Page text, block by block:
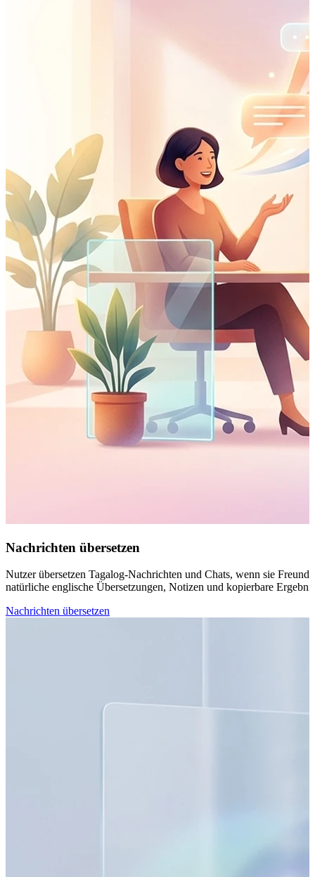
Nachrichten übersetzen
Nutzer übersetzen Tagalog-Nachrichten und Chats, wenn sie
natürliche englische Übersetzungen, Notizen und kopierbare
Nachrichten übersetzen